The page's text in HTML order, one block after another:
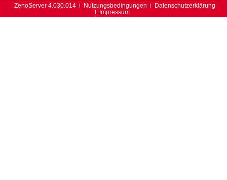
ZenoServer 4.030.014 Nutzungsbedingungen
Datenschutzerklärung
Impressum